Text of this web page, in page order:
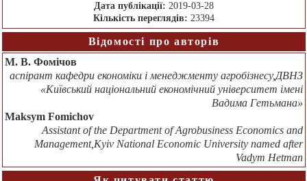
Дата публікації: 2019-03-28
Кількість переглядів: 23394
Відомості про авторів
М. В. Фомічов
аспірант кафедри економіки і менеджменту агробізнесу,ДВНЗ
«Київський національний економічний університет імені
Вадима Гетьмана»
Maksym Fomichov
Assistant of the Department of Agrobusiness Economics and
Management,Kyiv National Economic University named after
Vadym Hetman